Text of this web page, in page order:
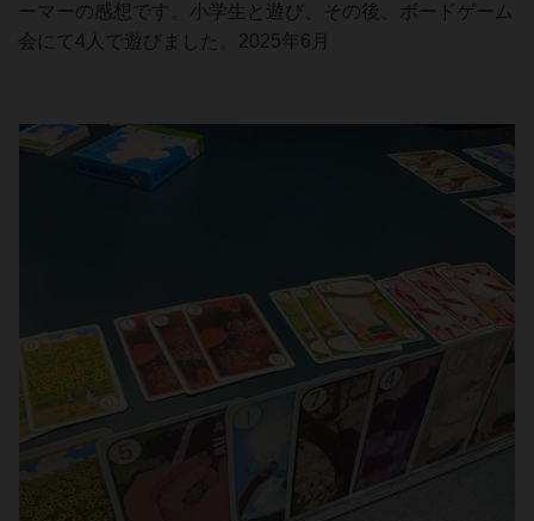
ーマーの感想です。小学生と遊び、その後、ボードゲーム
会にて4人で遊びました。2025年6月